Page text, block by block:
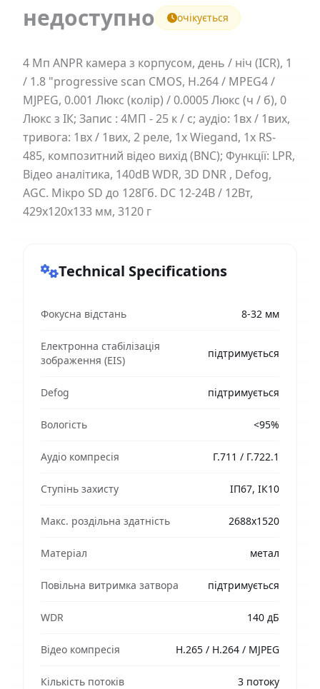
недоступно очікується
4 Мп ANPR камера з корпусом, день / ніч (ICR), 1
/ 1.8 "progressive scan CMOS, H.264 / MPEG4 /
MJPEG, 0.001 Люкс (колір) / 0.0005 Люкс (ч / б), 0
Люкс з ІК; Запис : 4МП - 25 к / с; аудіо: 1вх / 1вих,
тривога: 1вх / 1вих, 2 реле, 1x Wiegand, 1x RS-
485, композитний відео вихід (BNC); Функції: LPR,
Відео аналітика, 140dB WDR, 3D DNR , Defog,
AGC. Мікро SD до 128Гб. DC 12-24В / 12Вт,
429х120х133 мм, 3120 г
Technical Specifications
Фокусна відстань 8-32 мм
Електронна стабілізація
зображення (EIS)
підтримується
Defog підтримується
Вологість <95%
Аудіо компресія Г.711 / Г.722.1
Ступінь захисту ІП67, ІК10
Макс. роздільна здатність 2688x1520
Матеріал метал
Повільна витримка затвора підтримується
WDR 140 дБ
Відео компресія H.265 / H.264 / MJPEG
Кількість потоків 3 потоку